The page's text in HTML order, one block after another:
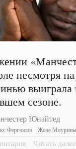
несмотря
выиграла
сезоне.
Юнайтед
Фергюсон Жозе
Читать далее